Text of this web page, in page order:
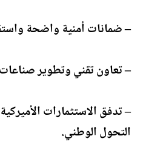
– ضمانات أمنية واضحة
– تعاون تقني وتطوير
– تدفق الاستثمارات
التحول الوطني.